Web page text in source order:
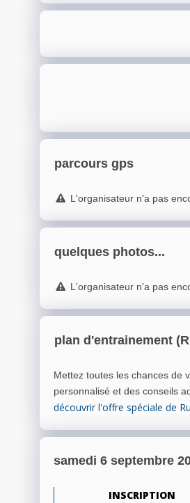
parcours gps
L'organisateur n'a pas
quelques photos...
L'organisateur n'a pas
plan d'entrainement
Mettez toutes les chances de
personnalisé et des conseils
découvrir l'offre spéciale de
samedi 6 septembre
INSCRIPTION